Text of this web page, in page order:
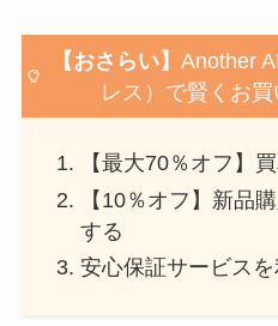
【おさらい】 Another
レス）で賢くお
【最大70％オフ】
【10％オフ】新品
する
安心保証サービス